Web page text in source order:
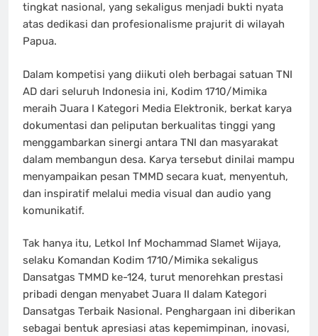
tingkat nasional, yang sekaligus menjadi bukti nyata
atas dedikasi dan profesionalisme prajurit di wilayah
Papua.
Dalam kompetisi yang diikuti oleh berbagai satuan TNI
AD dari seluruh Indonesia ini, Kodim 1710/Mimika
meraih Juara I Kategori Media Elektronik, berkat karya
dokumentasi dan peliputan berkualitas tinggi yang
menggambarkan sinergi antara TNI dan masyarakat
dalam membangun desa. Karya tersebut dinilai mampu
menyampaikan pesan TMMD secara kuat, menyentuh,
dan inspiratif melalui media visual dan audio yang
komunikatif.
Tak hanya itu, Letkol Inf Mochammad Slamet Wijaya,
selaku Komandan Kodim 1710/Mimika sekaligus
Dansatgas TMMD ke-124, turut menorehkan prestasi
pribadi dengan menyabet Juara II dalam Kategori
Dansatgas Terbaik Nasional. Penghargaan ini diberikan
sebagai bentuk apresiasi atas kepemimpinan, inovasi,